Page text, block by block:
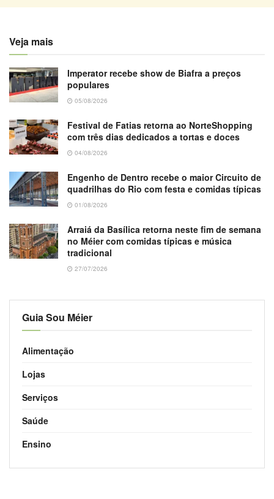
Veja mais
Imperator recebe show de Biafra a preços
populares
05/08/2026
Festival de Fatias retorna ao NorteShopping
com três dias dedicados a tortas e doces
04/08/2026
Engenho de Dentro recebe o maior Circuito de
quadrilhas do Rio com festa e comidas típicas
01/08/2026
Arraiá da Basílica retorna neste fim de semana
no Méier com comidas típicas e música
tradicional
27/07/2026
Guia Sou Méier
Alimentação
Lojas
Serviços
Saúde
Ensino